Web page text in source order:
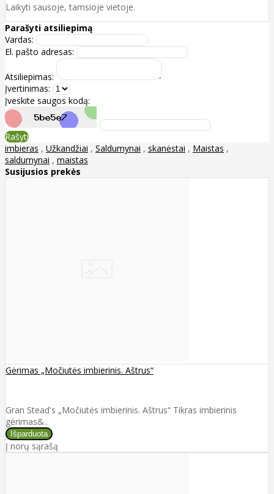
Laikyti sausoje, tamsioje vietoje.
Parašyti atsiliepimą
Vardas:
El. pašto adresas:
Atsiliepimas:
Įvertinimas:
Įveskite saugos kodą:
Rašyti
imbieras , Užkandžiai , Saldumynai , skanėstai , Maistas ,
saldumynai , maistas
Susijusios prekės
Gėrimas „Močiutės imbierinis. Aštrus“
Gran Stead's „Močiutės imbierinis. Aštrus“ Tikras imbierinis
gėrimas&..
Į norų sąrašą